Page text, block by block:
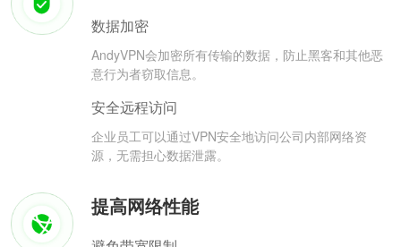
数据加密
AndyVPN会加密所有传输的数据，防止黑客和其他恶
意行为者窃取信息。
安全远程访问
企业员工可以通过VPN安全地访问公司内部网络资
源，无需担心数据泄露。
提高网络性能